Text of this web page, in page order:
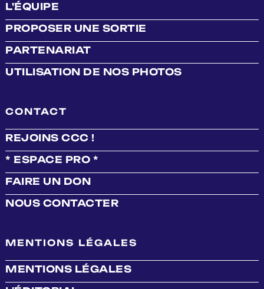
L'ÉQUIPE
PROPOSER UNE SORTIE
PARTENARIAT
UTILISATION DE NOS PHOTOS
CONTACT
REJOINS CCC !
* ESPACE PRO *
FAIRE UN DON
NOUS CONTACTER
MENTIONS LÉGALES
MENTIONS LÉGALES